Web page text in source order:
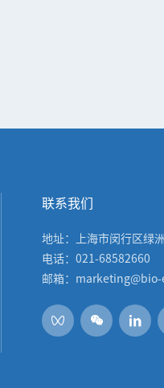
联系我们
地址：上海市闵行区绿
电话：021-68582660
邮箱：